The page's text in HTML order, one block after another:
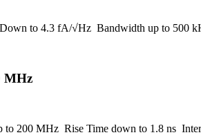
to 4.3 fA/√Hz Bandwidth up to 500
MHz
200 MHz Rise Time down to 1.8 ns